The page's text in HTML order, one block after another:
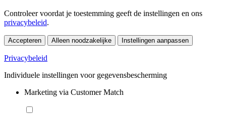
Controleer voordat je toestemming geeft de instellingen en ons
privacybeleid.
Accepteren Alleen noodzakelijke Instellingen aanpassen
Privacybeleid
Individuele instellingen voor gegevensbescherming
Marketing via Customer Match